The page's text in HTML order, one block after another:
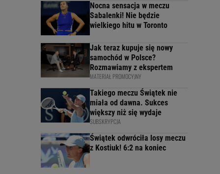
Nocna sensacja w meczu
Sabalenki! Nie będzie
wielkiego hitu w Toronto
Jak teraz kupuje się nowy
samochód w Polsce?
Rozmawiamy z ekspertem
MATERIAŁ PROMOCYJNY
Takiego meczu Świątek nie
miała od dawna. Sukces
większy niż się wydaje
SUBSKRYPCJA
Świątek odwróciła losy meczu
z Kostiuk! 6:2 na koniec